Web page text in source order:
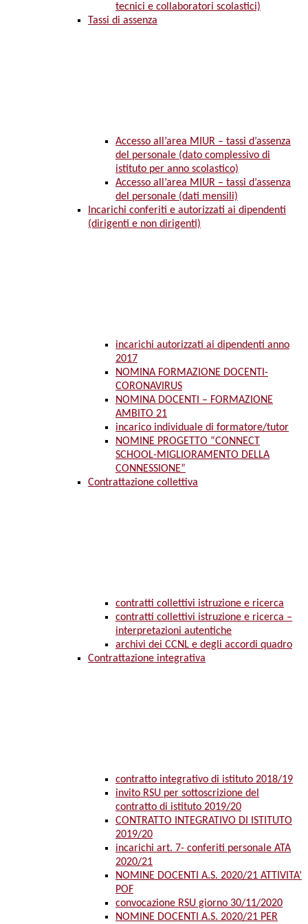
tecnici e collaboratori scolastici)
Tassi di assenza
Accesso all’area MIUR – tassi d’assenza
del personale (dato complessivo di
istituto per anno scolastico)
Accesso all’area MIUR – tassi d’assenza
del personale (dati mensili)
Incarichi conferiti e autorizzati ai dipendenti
(dirigenti e non dirigenti)
incarichi autorizzati ai dipendenti anno
2017
NOMINA FORMAZIONE DOCENTI-
CORONAVIRUS
NOMINA DOCENTI – FORMAZIONE
AMBITO 21
incarico individuale di formatore/tutor
NOMINE PROGETTO “CONNECT
SCHOOL-MIGLIORAMENTO DELLA
CONNESSIONE”
Contrattazione collettiva
contratti collettivi istruzione e ricerca
contratti collettivi istruzione e ricerca –
interpretazioni autentiche
archivi dei CCNL e degli accordi quadro
Contrattazione integrativa
contratto integrativo di istituto 2018/19
invito RSU per sottoscrizione del
contratto di istituto 2019/20
CONTRATTO INTEGRATIVO DI ISTITUTO
2019/20
incarichi art. 7- conferiti personale ATA
2020/21
NOMINE DOCENTI A.S. 2020/21 ATTIVITA’
POF
convocazione RSU giorno 30/11/2020
NOMINE DOCENTI A.S. 2020/21 PER